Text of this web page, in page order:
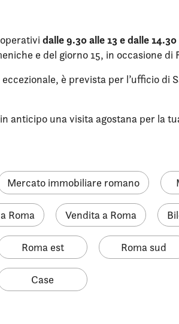
dalle 9.30 alle 13 e dalle
e del giorno 15, in occasione di
è prevista per l’ufficio di
anticipo una visita agostana per la
Mercato immobiliare romano
Roma Vendita a Roma
Roma est Roma sud
Case